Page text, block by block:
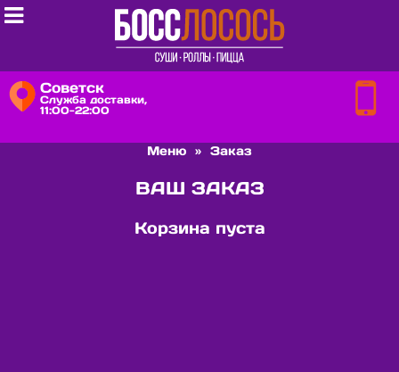
Советск
Служба доставки,
11:00-22:00

Меню » Заказ
ВАШ ЗАКАЗ
Корзина пуста